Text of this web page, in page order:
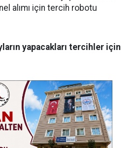
alımı için tercih robotu
yapacakları tercihler için